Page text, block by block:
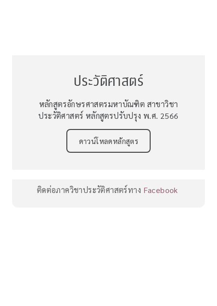
ประวัติศาสตร์
หลักสูตรอักษรศาสตรมหาบัณฑิต สาขาวิชา
ประวัติศาสตร์ หลักสูตรปรับปรุง พ.ศ. 2566
ดาวน์โหลดหลักสูตร
ติดต่อภาควิชาประวัติศาสตร์ทาง Facebook